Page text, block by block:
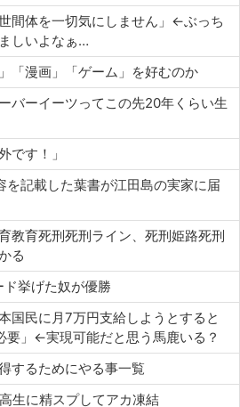
間体を一切気にしません」←ぶっち
しいよなぁ…
「漫画」「ゲーム」を好むのか
バーイーツってこの先20年くらい生
です！」
記載した葉書が江田島の実家に届
教育死刑死刑ライン、死刑姫路死刑
る
挙げた奴が優勝
国民に月7万円支給しようとすると
要」←実現可能だと思う馬鹿いる？
するためにやる事一覧
生に精スプしてアカ凍結